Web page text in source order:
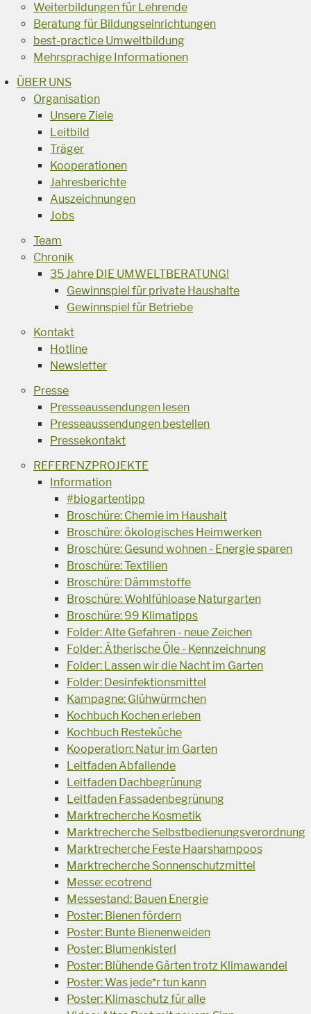
Weiterbildungen für Lehrende
Beratung für Bildungseinrichtungen
best-practice Umweltbildung
Mehrsprachige Informationen
ÜBER UNS
Organisation
Unsere Ziele
Leitbild
Träger
Kooperationen
Jahresberichte
Auszeichnungen
Jobs
Team
Chronik
35 Jahre DIE UMWELTBERATUNG!
Gewinnspiel für private Haushalte
Gewinnspiel für Betriebe
Kontakt
Hotline
Newsletter
Presse
Presseaussendungen lesen
Presseaussendungen bestellen
Pressekontakt
REFERENZPROJEKTE
Information
#biogartentipp
Broschüre: Chemie im Haushalt
Broschüre: ökologisches Heimwerken
Broschüre: Gesund wohnen - Energie sparen
Broschüre: Textilien
Broschüre: Dämmstoffe
Broschüre: Wohlfühloase Naturgarten
Broschüre: 99 Klimatipps
Folder: Alte Gefahren - neue Zeichen
Folder: Ätherische Öle - Kennzeichnung
Folder: Lassen wir die Nacht im Garten
Folder: Desinfektionsmittel
Kampagne: Glühwürmchen
Kochbuch Kochen erleben
Kochbuch Resteküche
Kooperation: Natur im Garten
Leitfaden Abfallende
Leitfaden Dachbegrünung
Leitfaden Fassadenbegrünung
Marktrecherche Kosmetik
Marktrecherche Selbstbedienungsverordnung
Marktrecherche Feste Haarshampoos
Marktrecherche Sonnenschutzmittel
Messe: ecotrend
Messestand: Bauen Energie
Poster: Bienen fördern
Poster: Bunte Bienenweiden
Poster: Blumenkisterl
Poster: Blühende Gärten trotz Klimawandel
Poster: Was jede*r tun kann
Poster: Klimaschutz für alle